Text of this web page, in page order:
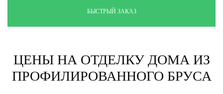
БЫСТРЫЙ ЗАКАЗ
ЦЕНЫ НА ОТДЕЛКУ ДОМА ИЗ
ПРОФИЛИРОВАННОГО БРУСА